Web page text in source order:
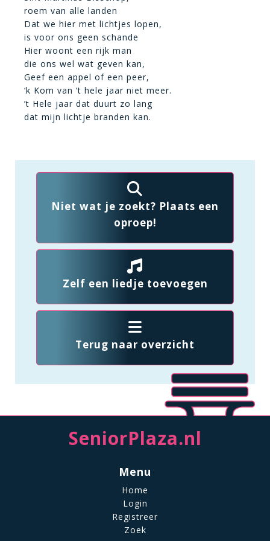
roem van alle landen
Dat we hier met lichtjes lopen,
is voor ons geen schande
Hier woont een rijk man
die ons wel wat geven kan,
Geef een appel of een peer,
‘k Kom van ‘t hele jaar niet meer.
’t Hele jaar dat duurt zo lang
dat mijn lichtje branden kan.
Niet wat je zoekt? Plaats een
oproep!
Zelf een liedje toevoegen
Terug naar overzicht
SeniorPlaza.nl
Menu
Home
Login
Registreer
Zoek